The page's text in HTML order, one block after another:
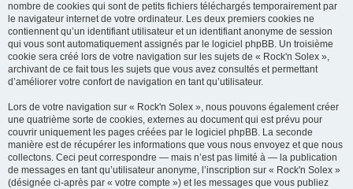
nombre de cookies qui sont de petits fichiers téléchargés temporairement par
le navigateur internet de votre ordinateur. Les deux premiers cookies ne
contiennent qu’un identifiant utilisateur et un identifiant anonyme de session
qui vous sont automatiquement assignés par le logiciel phpBB. Un troisième
cookie sera créé lors de votre navigation sur les sujets de « Rock'n Solex »,
archivant de ce fait tous les sujets que vous avez consultés et permettant
d’améliorer votre confort de navigation en tant qu’utilisateur.
Lors de votre navigation sur « Rock'n Solex », nous pouvons également créer
une quatrième sorte de cookies, externes au document qui est prévu pour
couvrir uniquement les pages créées par le logiciel phpBB. La seconde
manière est de récupérer les informations que vous nous envoyez et que nous
collectons. Ceci peut correspondre — mais n’est pas limité à — la publication
de messages en tant qu’utilisateur anonyme, l’inscription sur « Rock'n Solex »
(désignée ci-après par « votre compte ») et les messages que vous publiez